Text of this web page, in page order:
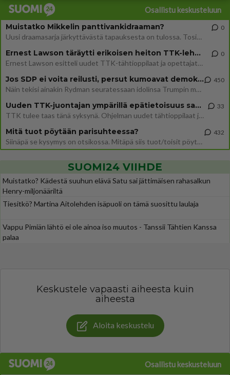
Osallistu keskusteluun
Muistatko Mikkelin panttivankidraaman?
Uusi draamasarja järkyttävästä tapauksesta on tulossa. Tositapahtumiin perustuva sarja ammentaa vuoden 1986 Mikkelin pan
0
Ernest Lawson täräytti erikoisen heiton TTK-lehdistötilaisuudessa: " Onko tässä tarkoituksena...?"
Ernest Lawson esitteli uudet TTK-tähtioppilaat ja opettajat torstaina 6.8. lehdistölle. Tulevalla kaudella on yksi hausk
0
Jos SDP ei voita reilusti, persut kumoavat demokratian Suomesta
Näin tekisi ainakin Rydman seuratessaan idolinsa Trumpin mallia https://www.is.fi/politiikka/art-2000012187244.html
450
Uuden TTK-juontajan ympärillä epätietoisuus sakenee - Nyt MTV hämmentää soppaa
TTK tulee taas tänä syksynä. Ohjelman uudet tähtioppilaat julkistetaan torstaina 6. elokuuta klo 14 alkavassa lehdistö
33
Mitä tuot pöytään parisuhteessa?
Siinäpä se kysymys on otsikossa. Mitäpä siis tuot/toisit pöytään parisuhteessa? Oletko mies vai nainen? Koetko sen mitä
432
SUOMI24 VIIHDE
Muistatko? Kädestä suuhun elävä Satu sai jättimäisen rahasalkun
Henry-miljonääriltä
Tiesitkö? Martina Aitolehden isäpuoli on tämä suosittu laulaja
Vappu Pimiän lähtö ei ole ainoa iso muutos - Tanssii Tähtien Kanssa
palaa
Keskustele vapaasti aiheesta kuin
aiheesta
Aloita keskustelu
Osallistu keskusteluun